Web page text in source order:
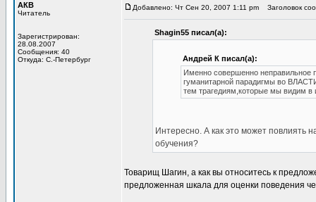
АКВ
Читатель
Зарегистрирован:
28.08.2007
Сообщения: 40
Откуда: С.-Петербург
Добавлено: Чт Сен 20, 2007 1:11 pm Заголовок
Shagin55 писал(а):
Андрей К писал(а):
Именно совершенно
гуманитарной парадигмы во
тем трагедиям,которые мы видим в
Интересно. А как это может повлиять
обучения?
Товарищ Шагин, а как вы относитесь к
предложенная шкала для оценки поведения